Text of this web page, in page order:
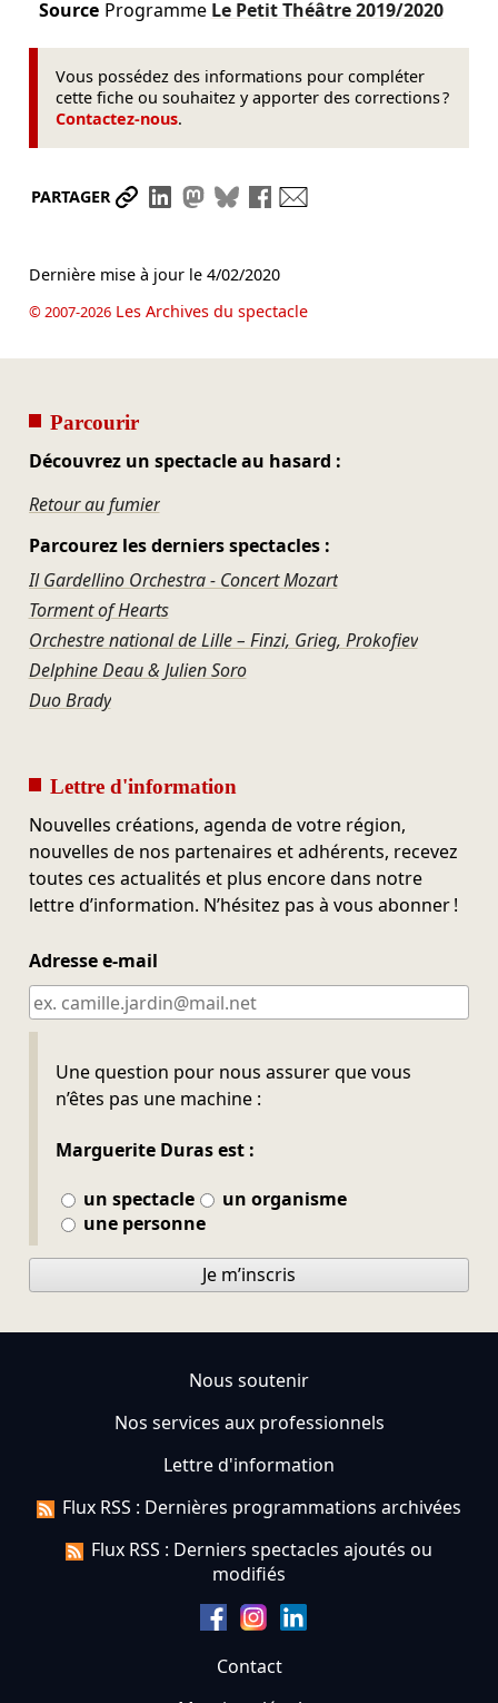
Source Programme Le Petit Théâtre2019/2020
Vous possédez des informations pour compléter
cette fiche ou souhaitez y apporter des corrections ?
Contactez-nous.
PARTAGER Partager le lien
Partager sur LinkedIn
Partager sur Mastodon
Partager sur Bluesky
Partager sur Facebook
Dernière mise à jour le 4/02/2020
© 2007-2026Les Archives du spectacle
Parcourir
Découvrez un spectacle au hasard :
Retour au fumier
Parcourez les derniers spectacles :
Il Gardellino Orchestra - Concert Mozart
Torment of Hearts
Orchestre national de Lille – Finzi, Grieg, Prokofiev
Delphine Deau & Julien Soro
Duo Brady
Lettre d'information
Nouvelles créations, agenda de votre région,
nouvelles de nos partenaires et adhérents, recevez
toutes ces actualités et plus encore dans notre
lettre d’information. N’hésitez pas à vous abonner !
Adresse e-mail
Une question pour nous assurer que vous
n’êtes pas une machine :
Marguerite Duras est :
un spectacle
un organisme
une personne
Ne pas remplir
Je m’inscris
Nous soutenir
Nos services aux professionnels
Lettre d'information
Flux RSS : Dernières programmations archivées
Flux RSS : Derniers spectacles ajoutés ou
modifiés
Contact